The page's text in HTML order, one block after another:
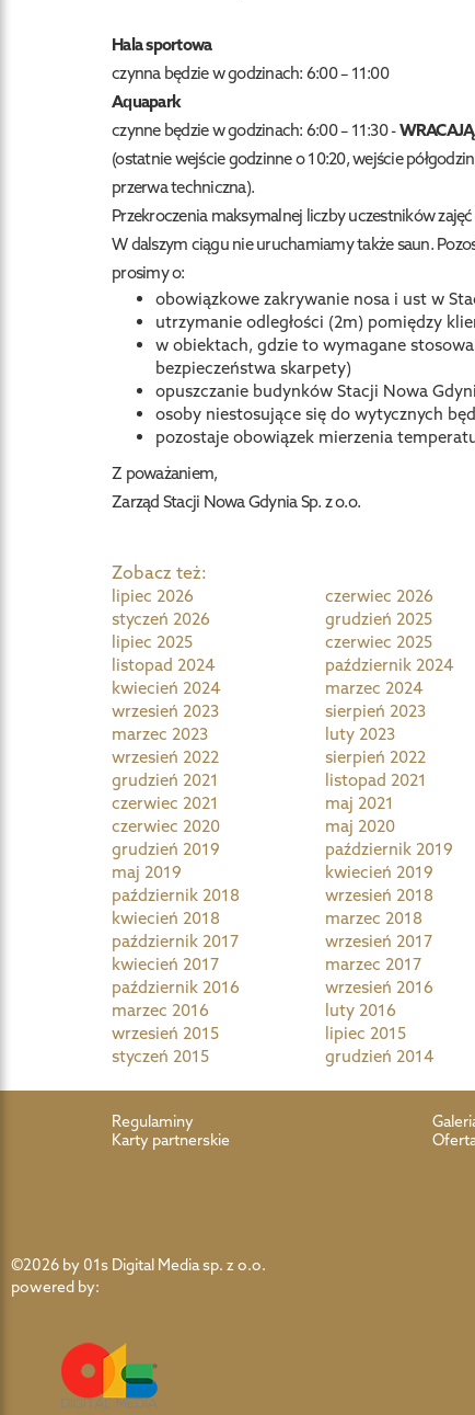
Hala sportowa
czynna będzie w godzinach: 6:00 – 11:00
Aquapark
czynne będzie w godzinach: 6:00 – 11:30 -
(ostatnie wejście godzinne o 10:20, wejście
przerwa techniczna).
Przekroczenia maksymalnej liczby uczestników
W dalszym ciągu nie uruchamiamy także saun.
prosimy o:
obowiązkowe zakrywanie nosa i ust w
utrzymanie odległości (2m) pomiędzy
w obiektach, gdzie to wymagane
bezpieczeństwa skarpety)
opuszczanie budynków Stacji Nowa
osoby niestosujące się do wytycznych
pozostaje obowiązek mierzenia
Z poważaniem,
Zarząd Stacji Nowa Gdynia Sp. z o.o.
Zobacz też:
lipiec 2026 czerwiec 2026
styczeń 2026
grudzień 2025
lipiec 2025
czerwiec 2025
listopad 2024
październik 2024
kwiecień 2024
marzec 2024
wrzesień 2023
sierpień 2023
marzec 2023
luty 2023
wrzesień 2022
sierpień 2022
grudzień 2021
listopad 2021
czerwiec 2021
maj 2021
czerwiec 2020
maj 2020
grudzień 2019
październik 2019
maj 2019
kwiecień 2019
październik 2018
wrzesień 2018
kwiecień 2018
marzec 2018
październik 2017
wrzesień 2017
kwiecień 2017
marzec 2017
październik 2016
wrzesień 2016
marzec 2016
luty 2016
wrzesień 2015
lipiec 2015
styczeń 2015
grudzień 2014
Regulaminy
Karty partnerskie
©2026 by 01s Digital Media sp. z o.o.
powered by: